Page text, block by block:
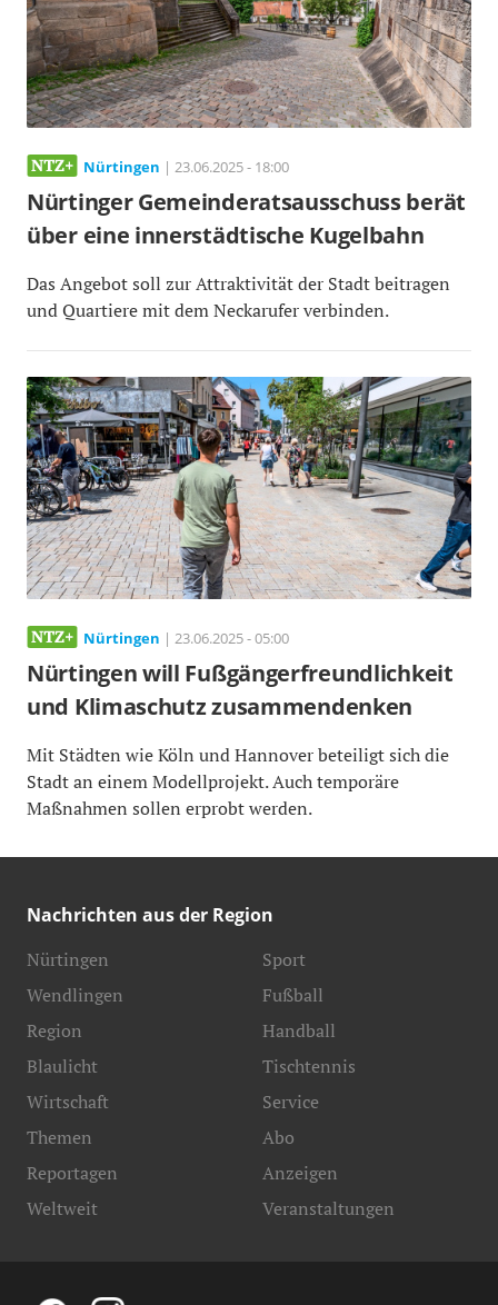
Nürtingen | 23.06.2025 - 18:00
Nürtinger Gemeinderatsausschuss berät
über eine innerstädtische Kugelbahn
Das Angebot soll zur Attraktivität der Stadt beitragen
und Quartiere mit dem Neckarufer verbinden.
Nürtingen | 23.06.2025 - 05:00
Nürtingen will Fußgängerfreundlichkeit
und Klimaschutz zusammendenken
Mit Städten wie Köln und Hannover beteiligt sich die
Stadt an einem Modellprojekt. Auch temporäre
Maßnahmen sollen erprobt werden.
Nachrichten aus der Region
Nürtingen
Wendlingen
Region
Blaulicht
Sport
Fußball
Handball
Tischtennis
Wirtschaft
Themen
Reportagen
Weltweit
Service
Abo
Anzeigen
Veranstaltungen